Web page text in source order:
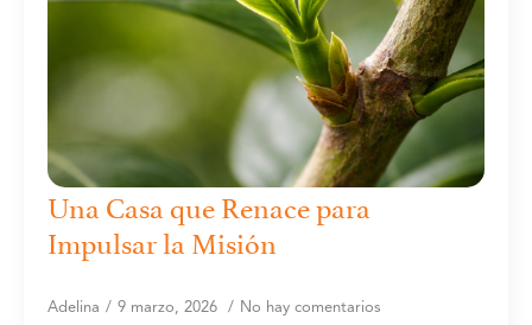
Una Casa que Renace para
Impulsar la Misión
Adelina 9 marzo, 2026 No hay comentarios